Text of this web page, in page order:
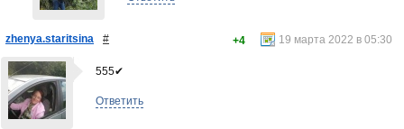
zhenya.staritsina # 19 марта 2022 в 05:30
+4
555✔
Ответить